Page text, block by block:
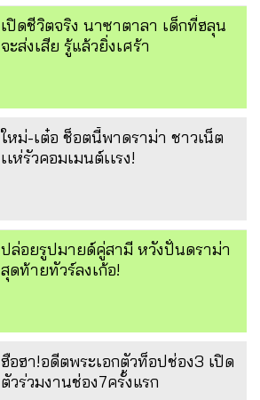
เปิดชีวิตจริง นาซาตาลา เด็กที่ฮลุน
จะส่งเสีย รู้แล้วยิ่งเศร้า
ใหม่-เต๋อ ช็อตนี้พาดราม่า ชาวเน็ต
เเห่รัวคอมเมนต์เเรง!
ปล่อยรูปมายด์คู่สามี หวังปั่นดราม่า
สุดท้ายทัวร์ลงเก้อ!
ฮือฮา!อดีตพระเอกตัวท็อปช่อง3 เปิด
ตัวร่วมงานช่อง7ครั้งแรก